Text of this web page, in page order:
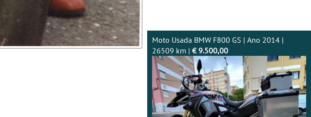
Moto Usada BMW F800 GS | Ano 2014 |
26509 km | € 9.500,00